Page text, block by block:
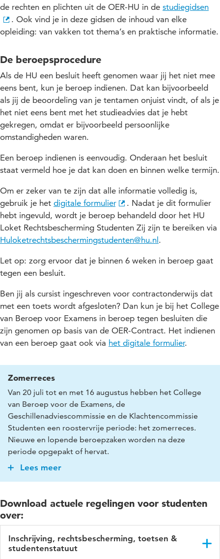
de rechten en plichten uit de OER-HU in de studiegidsen
. Ook vind je in deze gidsen de inhoud van elke
opleiding: van vakken tot thema’s en praktische informatie.
De beroepsprocedure
Als de HU een besluit heeft genomen waar jij het niet mee
eens bent, kun je beroep indienen. Dat kan bijvoorbeeld
als jij de beoordeling van je tentamen onjuist vindt, of als je
het niet eens bent met het studieadvies dat je hebt
gekregen, omdat er bijvoorbeeld persoonlijke
omstandigheden waren.
Een beroep indienen is eenvoudig. Onderaan het besluit
staat vermeld hoe je dat kan doen en binnen welke termijn.
Om er zeker van te zijn dat alle informatie volledig is,
gebruik je het digitale formulier
. Nadat je dit formulier
hebt ingevuld, wordt je beroep behandeld door het HU
Loket Rechtsbescherming Studenten Zij zijn te bereiken via
Huloketrechtsbeschermingstudenten@hu.nl .
Let op: zorg ervoor dat je binnen 6 weken in beroep gaat
tegen een besluit.
Ben jij als cursist ingeschreven voor contractonderwijs dat
met een toets wordt afgesloten? Dan kun je bij het College
van Beroep voor Examens in beroep tegen besluiten die
zijn genomen op basis van de OER-Contract. Het indienen
van een beroep gaat ook via het digitale formulier.
Zomerreces
Van 20 juli tot en met 16 augustus hebben het College
van Beroep voor de Examens, de
Geschillenadviescommissie en de Klachtencommissie
Studenten een roostervrije periode: het zomerreces.
Nieuwe en lopende beroepzaken worden na deze
periode opgepakt of hervat.
Het HU Loket Rechtsbescherming Studenten neemt nieuwe
beroepszaken die in deze zomerperiode binnenkomen zo snel
de examencommissies of instituutsdirecties. Ook verdere
behandeling van lopende beroepszaken wordt na het reces
voortgezet.
Lees meer
Download actuele regelingen voor studenten
over:
Inschrijving, rechtsbescherming, toetsen &
studentenstatuut